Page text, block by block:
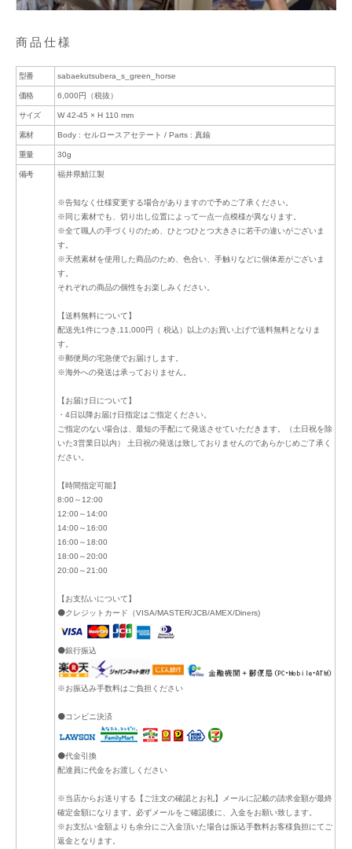
商品仕様
型番 sabaekutsubera_s_green_horse
価格 6,000円（税抜）
サイズ W 42-45 × H 110 mm
素材 Body : セルロースアセテート / Parts : 真鍮
重量 30g
備考 福井県鯖江製
※告知なく仕様変更する場合がありますので予めご了承ください。
※同じ素材でも、切り出し位置によって一点一点模様が異なります。
※全て職人の手づくりのため、ひとつひとつ大きさに若干の違いがございま
す。
※天然素材を使用した商品のため、色合い、手触りなどに個体差がございま
す。
それぞれの商品の個性をお楽しみください。
【送料無料について】
配送先1件につき,11,000円（ 税込）以上のお買い上げで送料無料となりま
す。
※郵便局の宅急便でお届けします。
※海外への発送は承っておりません。
【お届け日について】
・4日以降お届け日指定はご指定ください。
ご指定のない場合は、最短の手配にて発送させていただきます。（土日祝を除
いた3営業日以内） 土日祝の発送は致しておりませんのであらかじめご了承く
ださい。
【時間指定可能】
8:00～12:00
12:00～14:00
14:00～16:00
16:00～18:00
18:00～20:00
20:00～21:00
【お支払いについて】
⚫クレジットカード（VISA/MASTER/JCB/AMEX/Diners)
⚫銀行振込
※お振込み手数料はご負担ください
⚫コンビニ決済
⚫代金引換
配達員に代金をお渡しください
※当店からお送りする【ご注文の確認とお礼】メールに記載の請求金額が最終
確定金額になります。必ずメールをご確認後に、入金をお願い致します。
※お支払い金額よりも余分にご入金頂いた場合は振込手数料お客様負担にてご
返金となります。